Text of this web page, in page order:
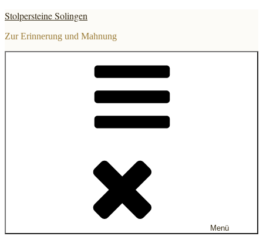
Zum
Inhalt
springen
Stolpersteine Solingen
Zur Erinnerung und Mahnung
Menü